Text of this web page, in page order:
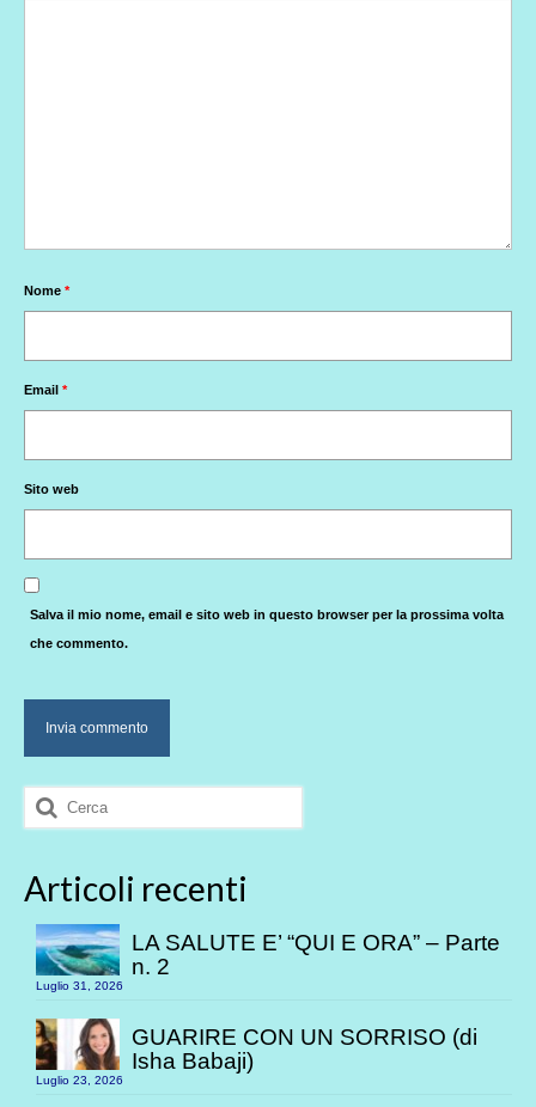
Nome *
Email *
Sito web
Salva il mio nome, email e sito web in questo browser per la prossima volta
che commento.
Cerca:
Articoli recenti
LA SALUTE E’ “QUI E ORA” – Parte
n. 2
Luglio 31, 2026
GUARIRE CON UN SORRISO (di
Isha Babaji)
Luglio 23, 2026